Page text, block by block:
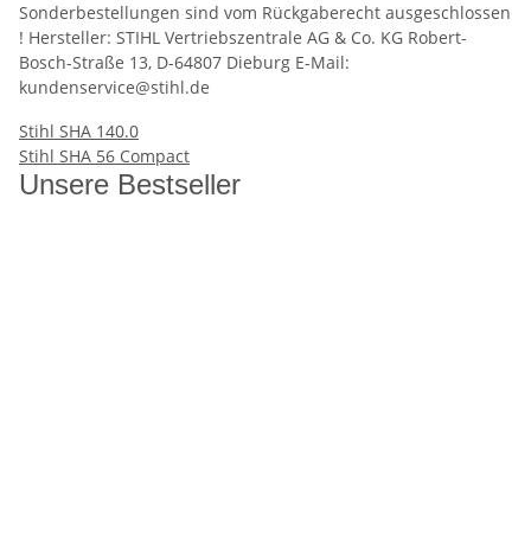
Sonderbestellungen sind vom Rückgaberecht ausgeschlossen
! Hersteller: STIHL Vertriebszentrale AG & Co. KG Robert-
Bosch-Straße 13, D-64807 Dieburg E-Mail:
kundenservice@stihl.de
Stihl SHA 140.0
Stihl SHA 56 Compact
Unsere Bestseller